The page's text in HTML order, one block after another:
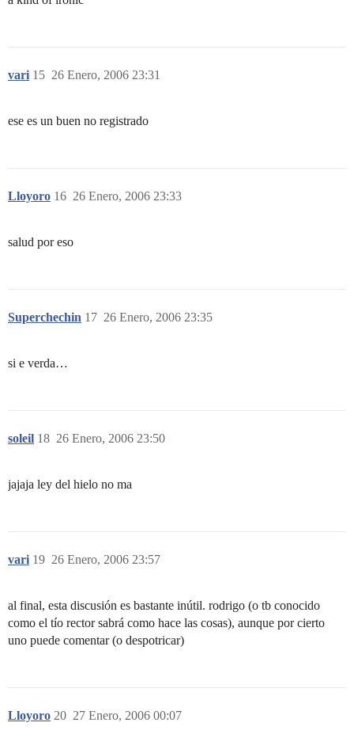
vari 26 Enero, 2006 23:31
15
ese es un buen no registrado
Lloyoro 26 Enero, 2006 23:33
16
salud por eso
Superchechin 26 Enero, 2006 23:35
17
si e verda…
soleil 26 Enero, 2006 23:50
18
jajaja ley del hielo no ma
vari 26 Enero, 2006 23:57
19
al final, esta discusión es bastante inútil. rodrigo (o tb conocido
como el tío rector sabrá como hace las cosas), aunque por cierto
uno puede comentar (o despotricar)
Lloyoro 27 Enero, 2006 00:07
20